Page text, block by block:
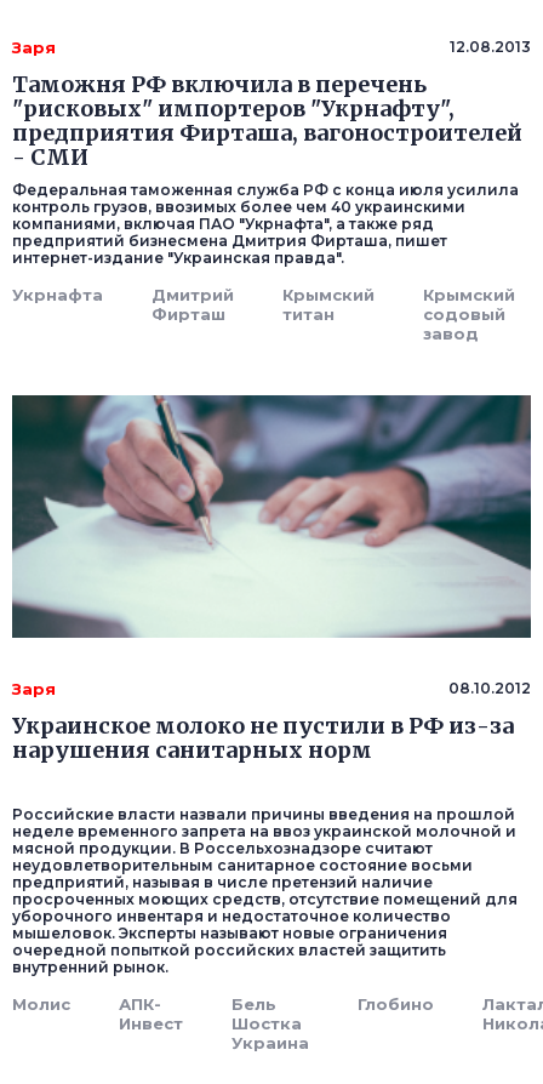
Заря 12.08.2013
Таможня РФ включила в перечень
"рисковых" импортеров "Укрнафту",
предприятия Фирташа, вагоностроителей
- СМИ
Федеральная таможенная служба РФ с конца июля усилила
контроль грузов, ввозимых более чем 40 украинскими
компаниями, включая ПАО "Укрнафта", а также ряд
предприятий бизнесмена Дмитрия Фирташа, пишет
интернет-издание "Украинская правда".
Укрнафта
Дмитрий
Фирташ
Крымский
титан
Крымский
содовый
завод
Заря 08.10.2012
Украинское молоко не пустили в РФ из-за
нарушения санитарных норм
Российские власти назвали причины введения на прошлой
неделе временного запрета на ввоз украинской молочной и
мясной продукции. В Россельхознадзоре считают
неудовлетворительным санитарное состояние восьми
предприятий, называя в числе претензий наличие
просроченных моющих средств, отсутствие помещений для
уборочного инвентаря и недостаточное количество
мышеловок. Эксперты называют новые ограничения
очередной попыткой российских властей защитить
внутренний рынок.
Молис
АПК-
Инвест
Бель
Шостка
Украина
Глобино